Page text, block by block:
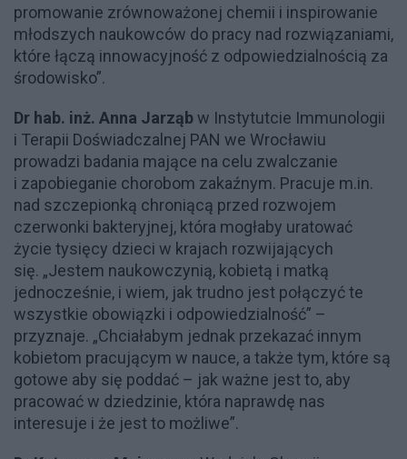
promowanie zrównoważonej chemii i inspirowanie
młodszych naukowców do pracy nad rozwiązaniami,
które łączą innowacyjność z odpowiedzialnością za
środowisko”.
Dr hab. inż. Anna Jarząbw Instytutcie Immunologii
i Terapii Doświadczalnej PAN we Wrocławiu
prowadzi badania mające na celu zwalczanie
i zapobieganie chorobom zakaźnym. Pracuje m.in.
nad szczepionką chroniącą przed rozwojem
czerwonki bakteryjnej, która mogłaby uratować
życie tysięcy dzieci w krajach rozwijających
się. „Jestem naukowczynią, kobietą i matką
jednocześnie, i wiem, jak trudno jest połączyć te
wszystkie obowiązki i odpowiedzialność” –
przyznaje. „Chciałabym jednak przekazać innym
kobietom pracującym w nauce, a także tym, które są
gotowe aby się poddać – jak ważne jest to, aby
pracować w dziedzinie, która naprawdę nas
interesuje i że jest to możliwe”.